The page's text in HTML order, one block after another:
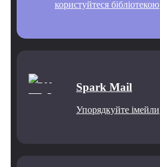
користуйтеся бібліотекою
Spark Mail
Упорядкуйте імейли